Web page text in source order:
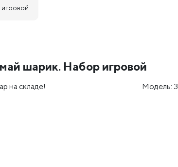
шарик. Набор игровой
на складе! Модель: